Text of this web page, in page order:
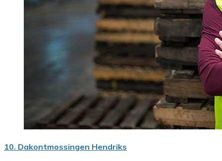
10. Dakontmossingen Hendriks